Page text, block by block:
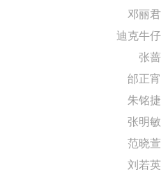
邓丽君
迪克牛仔
张蔷
邰正宵
朱铭捷
张明敏
范晓萱
刘若英